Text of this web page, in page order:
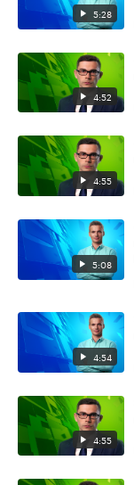
5:28
4:52
4:55
5:08
4:54
4:55